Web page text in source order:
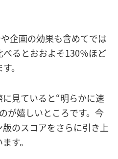
企画の効果も含めてでは
るとおおよそ130％ほど
。
見ていると“明らかに速
が嬉しいところです。今
のスコアをさらに引き上
す。